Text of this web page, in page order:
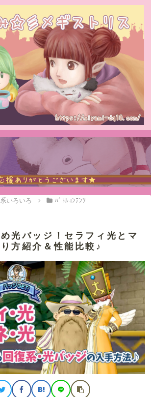
いろいろ ﾊﾞﾄﾙｺﾝﾃﾝﾂ
光バッジ！セラフィ光とマ
方紹介＆性能比較♪